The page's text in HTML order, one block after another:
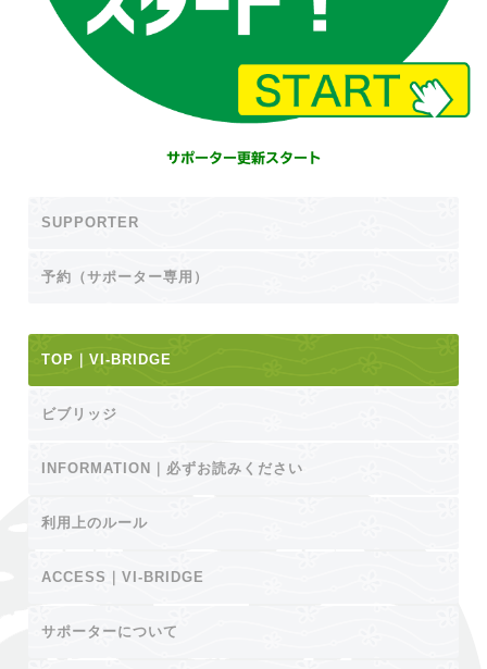
サポーター更新スタート
SUPPORTER
予約（サポーター専用）
TOP｜VI-BRIDGE
ビブリッジ
INFORMATION｜必ずお読みください
利用上のルール
ACCESS｜VI-BRIDGE
サポーターについて